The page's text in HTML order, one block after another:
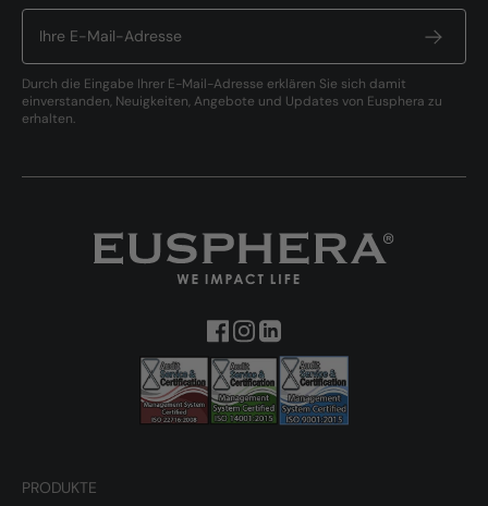
Durch die Eingabe Ihrer E-Mail-Adresse erklären Sie sich damit
einverstanden, Neuigkeiten, Angebote und Updates von Eusphera zu
erhalten.
PRODUKTE